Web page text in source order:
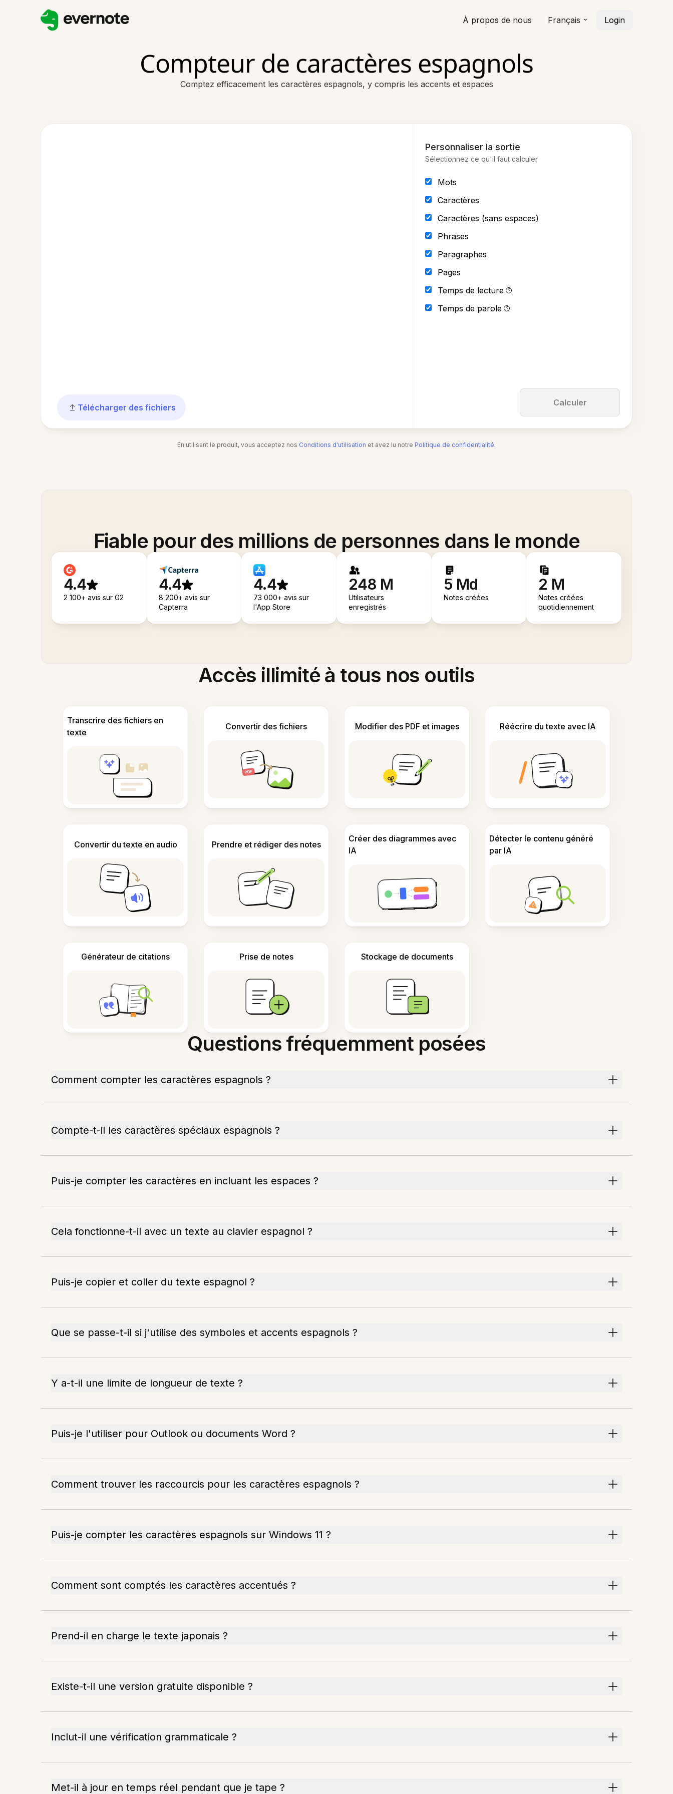
À propos de nous Français Login
Compteur de caractères espagnols
Comptez efficacement les caractères espagnols, y compris les accents et espaces
Télécharger des fichiers
Personnaliser la sortie
Sélectionnez ce qu'il faut calculer
Mots
Caractères
Caractères (sans espaces)
Phrases
Paragraphes
Pages
Temps de lecture
?
Temps de parole ?
Calculer
En utilisant le produit, vous acceptez nos Conditions d'utilisation et avez lu notre Politique de confidentialité.
Fiable pour des millions de personnes dans le monde
4.4
2 100+ avis sur G2
4.4
8 200+ avis sur
Capterra
4.4
73 000+ avis sur
l'App Store
248 M
Utilisateurs
enregistrés
5 Md
Notes créées
2 M
Notes créées
quotidiennement
Accès illimité à tous nos outils
Transcrire des fichiers en
texte
Convertir des fichiers Modifier des PDF et images Réécrire du texte avec IA
Convertir du texte en audio Prendre et rédiger des notes
Créer des diagrammes avec
IA
Détecter le contenu généré
par IA
Générateur de citations Prise de notes Stockage de documents
Questions fréquemment posées
Comment compter les caractères espagnols ?
Compte-t-il les caractères spéciaux espagnols ?
Puis-je compter les caractères en incluant les espaces ?
Cela fonctionne-t-il avec un texte au clavier espagnol ?
Puis-je copier et coller du texte espagnol ?
Que se passe-t-il si j'utilise des symboles et accents espagnols ?
Y a-t-il une limite de longueur de texte ?
Puis-je l'utiliser pour Outlook ou documents Word ?
Comment trouver les raccourcis pour les caractères espagnols ?
Puis-je compter les caractères espagnols sur Windows 11 ?
Comment sont comptés les caractères accentués ?
Prend-il en charge le texte japonais ?
Existe-t-il une version gratuite disponible ?
Inclut-il une vérification grammaticale ?
Met-il à jour en temps réel pendant que je tape ?